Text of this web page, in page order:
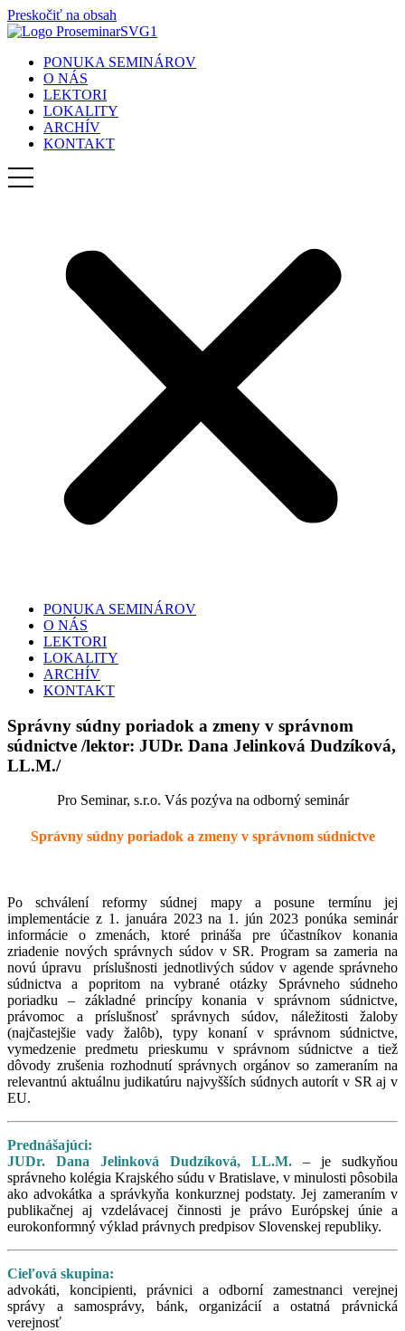
Preskočiť na obsah
PONUKA SEMINÁROV
O NÁS
LEKTORI
LOKALITY
ARCHÍV
KONTAKT
PONUKA SEMINÁROV
O NÁS
LEKTORI
LOKALITY
ARCHÍV
KONTAKT
Správny súdny poriadok a zmeny v správnom
súdnictve /lektor: JUDr. Dana Jelinková Dudzíková,
LL.M./
Pro Seminar, s.r.o. Vás pozýva na odborný seminár
Správny súdny poriadok a zmeny v správnom súdnictve
Po schválení reformy súdnej mapy a posune termínu jej
implementácie z 1. januára 2023 na 1. jún 2023 ponúka seminár
informácie o zmenách, ktoré prináša pre účastníkov konania
zriadenie nových správnych súdov v SR. Program sa zameria na
novú úpravu príslušnosti jednotlivých súdov v agende správneho
súdnictva a popritom na vybrané otázky Správneho súdneho
poriadku – základné princípy konania v správnom súdnictve,
právomoc a príslušnosť správnych súdov, náležitosti žaloby
(najčastejšie vady žalôb), typy konaní v správnom súdnictve,
vymedzenie predmetu prieskumu v správnom súdnictve a tiež
dôvody zrušenia rozhodnutí správnych orgánov so zameraním na
relevantnú aktuálnu judikatúru najvyšších súdnych autorít v SR aj v
EU.
Prednášajúci:
JUDr. Dana Jelinková Dudzíková, LL.M.
– je sudkyňou
správneho kolégia Krajského súdu v Bratislave, v minulosti pôsobila
ako advokátka a správkyňa konkurznej podstaty. Jej zameraním v
publikačnej aj vzdelávacej činnosti je právo Európskej únie a
eurokonformný výklad právnych predpisov Slovenskej republiky.
Cieľová skupina:
advokáti, koncipienti, právnici a odborní zamestnanci verejnej
správy a samosprávy, bánk, organizácií a ostatná právnická
verejnosť